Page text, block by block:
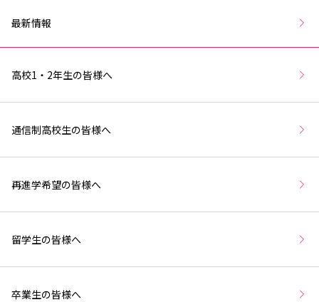
最新情報
高校1・2年生の皆様へ
通信制高校生の皆様へ
再進学希望の皆様へ
留学生の皆様へ
卒業生の皆様へ